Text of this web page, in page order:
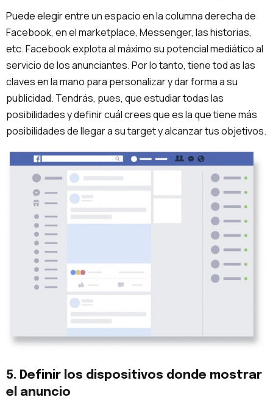
Puede elegir entre un espacio en la columna derecha de
Facebook, en el marketplace, Messenger, las historias,
etc. Facebook explota al máximo su potencial mediático al
servicio de los anunciantes. Por lo tanto, tiene tod as las
claves en la mano para personalizar y dar forma a su
publicidad. Tendrás, pues, que estudiar todas las
posibilidades y definir cuál crees que es la que tiene más
posibilidades de llegar a su target y alcanzar tus objetivos.
5. Definir los dispositivos donde mostrar
el anuncio